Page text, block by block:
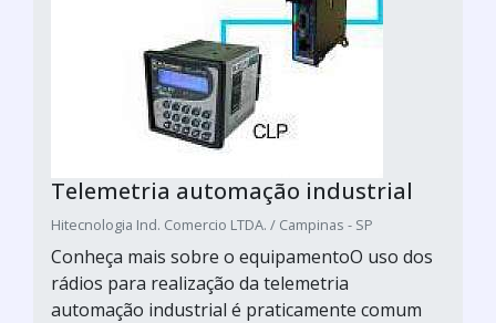
Telemetria automação industrial
Hitecnologia Ind. Comercio LTDA. / Campinas - SP
Conheça mais sobre o equipamentoO uso dos
rádios para realização da telemetria
automação industrial é praticamente comum